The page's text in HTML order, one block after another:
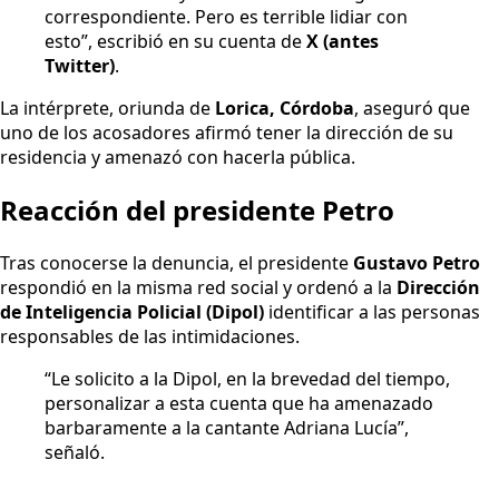
correspondiente. Pero es terrible lidiar con
esto”, escribió en su cuenta deX (antes
Twitter).
La intérprete, oriunda de Lorica, Córdoba, aseguró que
uno de los acosadores afirmó tener la dirección de su
residencia y amenazó con hacerla pública.
Reacción del presidente Petro
Tras conocerse la denuncia, el presidente Gustavo Petro
respondió en la misma red social y ordenó a la Dirección
de Inteligencia Policial (Dipol) identificar a las personas
responsables de las intimidaciones.
“Le solicito a la Dipol, en la brevedad del tiempo,
personalizar a esta cuenta que ha amenazado
barbaramente a la cantante Adriana Lucía”,
señaló.